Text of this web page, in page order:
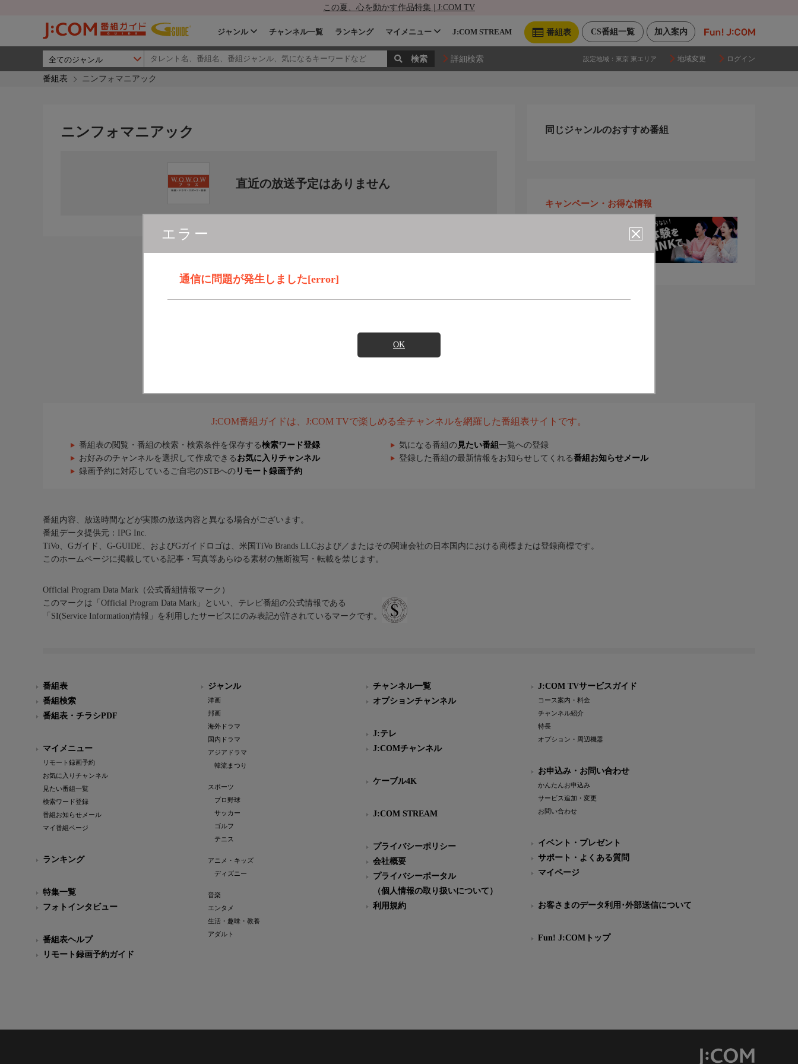
この夏、心を動かす作品特集 | J:COM TV
加入案内
CS番組一覧
番組表
ジャンル チャンネル一覧 ランキング マイメニュー J:COM STREAM
詳細検索 設定地域： 東京 東エリア 地域変更 ログイン
番組表 ニンフォマニアック
エラー
通信に問題が発生しました[error]
OK
ニンフォマニアック
直近の放送予定はありません
同じジャンルのおすすめ番組
キャンペーン・お得な情報
J:COM番組ガイドは、J:COM TVで楽しめる全チャンネルを網羅した番組表サイトです。
番組表の閲覧・番組の検索・検索条件を保存する検索ワード登録 気になる番組の 見たい番組 一覧への登録
お好みのチャンネルを選択して作成できる お気に入りチャンネル 登録した番組の最新情報をお知らせしてくれる番組お知らせメール
録画予約に対応しているご自宅のSTBへの リモート録画予約
番組内容、放送時間などが実際の放送内容と異なる場合がございます。
番組データ提供元：IPG Inc.
TiVo、Gガイド、G-GUIDE、およびGガイドロゴは、米国TiVo Brands LLCおよび／またはその関連会社の日本国内における商標または登録商標です。
このホームページに掲載している記事・写真等あらゆる素材の無断複写・転載を禁じます。
Official Program Data Mark（公式番組情報マーク）
このマークは「Official Program Data Mark」といい、テレビ番組の公式情報である
「SI(Service Information)情報」を利用したサービスにのみ表記が許されているマークです。
番組表
番組検索
番組表・チラシPDF
マイメニュー
リモート録画予約
お気に入りチャンネル
見たい番組一覧
検索ワード登録
番組お知らせメール
マイ番組ページ
ランキング
特集一覧
フォトインタビュー
番組表ヘルプ
リモート録画予約ガイド
ジャンル
洋画
邦画
海外ドラマ
国内ドラマ
アジアドラマ
韓流まつり
スポーツ
プロ野球
サッカー
ゴルフ
テニス
アニメ・キッズ
ディズニー
音楽
エンタメ
生活・趣味・教養
アダルト
チャンネル一覧
オプションチャンネル
J:テレ
J:COMチャンネル
ケーブル4K
J:COM STREAM
プライバシーポリシー
会社概要
プライバシーポータル
（個人情報の取り扱いについて）
利用規約
J:COM TVサービスガイド
コース案内・料金
チャンネル紹介
特長
オプション・周辺機器
お申込み・お問い合わせ
かんたんお申込み
サービス追加・変更
お問い合わせ
イベント・プレゼント
サポート・よくある質問
マイページ
お客さまのデータ利用･外部送信について
Fun! J:COMトップ